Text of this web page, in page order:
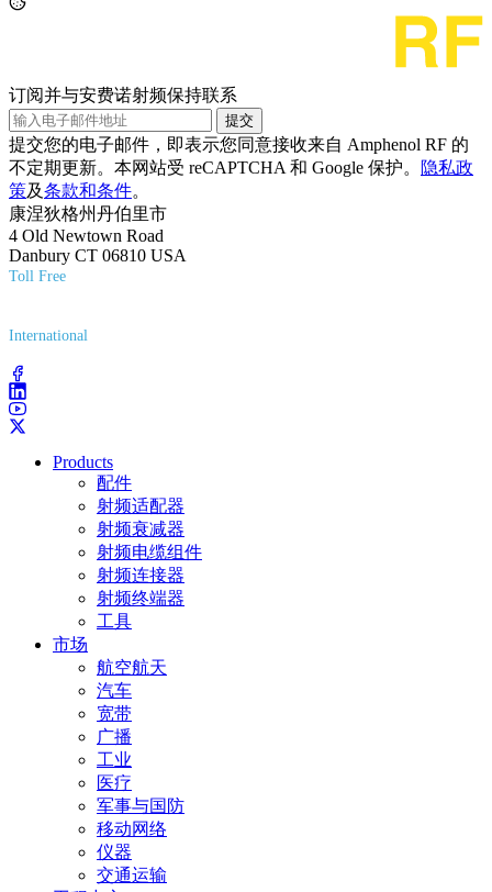
订阅并与安费诺射频保持联系
提交
提交您的电子邮件，即表示您同意接收来自 Amphenol RF 的
不定期更新。本网站受 reCAPTCHA 和 Google 保护。
隐私政
策及条款和条件。
康涅狄格州丹伯里市
4 Old Newtown Road
Danbury CT 06810 USA
Toll Free
International
Products
配件
射频适配器
射频衰减器
射频电缆组件
射频连接器
射频终端器
工具
市场
航空航天
汽车
宽带
广播
工业
医疗
军事与国防
移动网络
仪器
交通运输